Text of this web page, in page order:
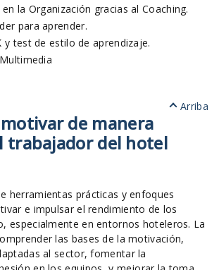
la Organización gracias al Coaching.
para aprender.
y test de estilo de aprendizaje.
Arriba
de manera
trabajador del hotel
herramientas prácticas y enfoques
e impulsar el rendimiento de los
especialmente en entornos hoteleros. La
las bases de la motivación,
al sector, fomentar la